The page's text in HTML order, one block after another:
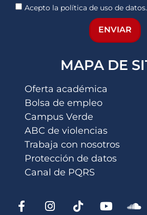
Acepto la política de uso de datos.
ENVIAR
MAPA DE
Oferta académica
Bolsa de empleo
Campus Verde
ABC de violencias
Trabaja con nosotros
Protección de datos
Canal de PQRS